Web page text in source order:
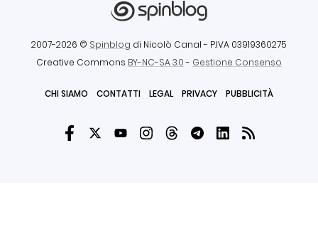
2007-2026 © Spinblog di Nicolò Canal - P.IVA 03919360275
Creative Commons BY-NC-SA 3.0- Gestione Consenso
CHI SIAMO CONTATTI LEGAL PRIVACY PUBBLICITÀ